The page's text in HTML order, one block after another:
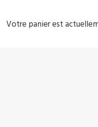
Votre panier est